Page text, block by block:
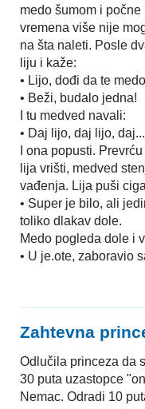
medo šumom i
vremena više nije
na šta naleti. Posle
liju i kaže:
• Lijo, dođi da te
• Beži, budalo jedna!
I tu medved navali:
• Daj lijo, daj lijo, daj...
I ona popusti.
lija vrišti, medved
vađenja. Lija puši
• Super je bilo, ali
toliko dlakav dole.
Medo pogleda dole i
• U je.ote, zaboravio
Zahtevna
Odlučila princeza da
30 puta uzastopce
Nemac. Odradi 10